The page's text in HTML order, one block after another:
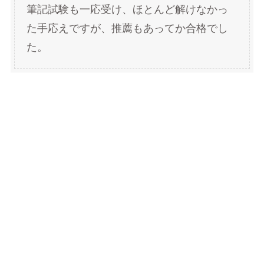
筆記試験も一応受け、ほとんど解けなかっ
た手応えですが、推薦もあってか合格でし
た。